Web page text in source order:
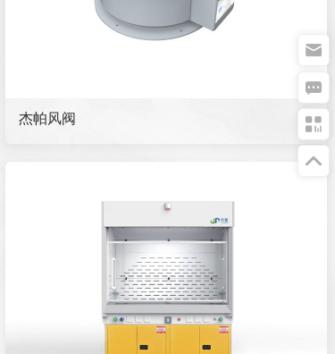
按钮
按钮
按钮
按钮
杰帕风阀